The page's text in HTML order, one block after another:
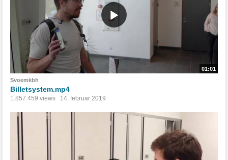
01:01
Svoemkbh
Billetsystem.mp4
1.857.459 views 14. februar 2019